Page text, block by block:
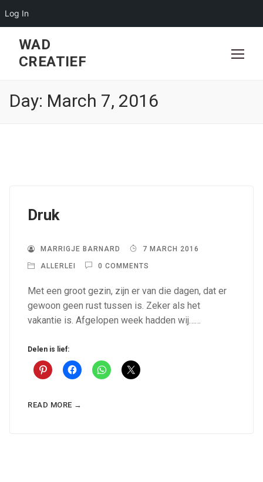
Log In
content
WAD
CREATIEF
Day: March 7, 2016
Druk
MARRIGJE BARNARD 7 MARCH 2016
ALLERLEI 0 COMMENTS
Met een groot gezin, zijn er van die dagen, dat er
gewoon geen rust tussen is. Zeker als het
vakantie is. Afgelopen week hadden wij……
Delen is lief:
READ MORE →